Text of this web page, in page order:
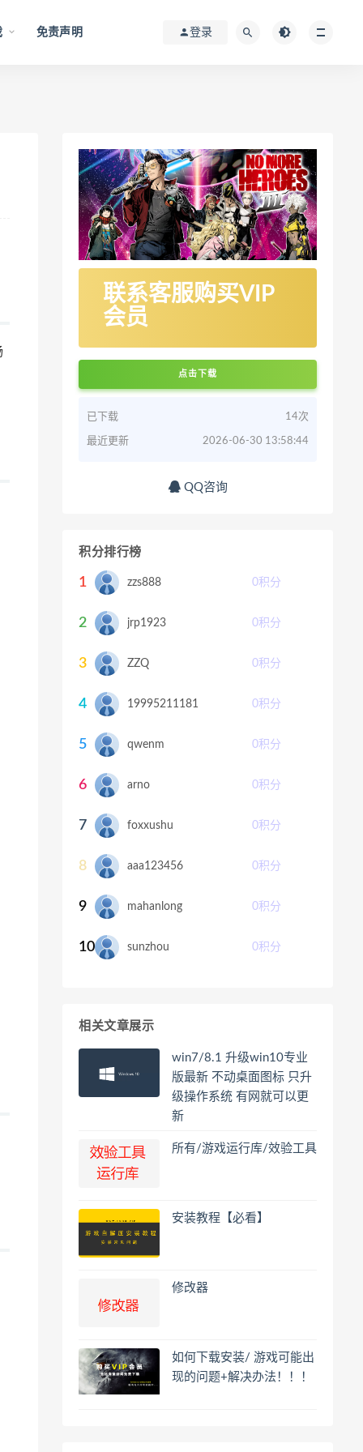
免责声明 登录
联系客服购买VIP
会员
点击下载
已下载 14次
最近更新 2026-06-30 13:58:44
QQ咨询
积分排行榜
1 zzs888 0积分
2 jrp1923 0积分
3 ZZQ 0积分
4 19995211181 0积分
5 qwenm 0积分
6 arno 0积分
7 foxxushu 0积分
8 aaa123456 0积分
9 mahanlong 0积分
10 sunzhou 0积分
相关文章展示
win7/8.1 升级win10专业
版最新 不动桌面图标 只升
级操作系统 有网就可以更
新
所有/游戏运行库/效验工具
安装教程【必看】
修改器
如何下载安装/ 游戏可能出
现的问题+解决办法！！！